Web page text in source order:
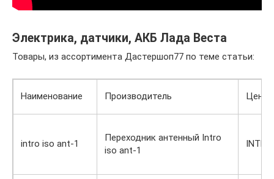
Электрика, датчики, АКБ Лада Веста
Товары, из ассортимента Дастершоп77 по теме статьи:
Наименование Производитель Цена
intro iso ant-1
Переходник антенный Intro
iso ant-1
INTRO